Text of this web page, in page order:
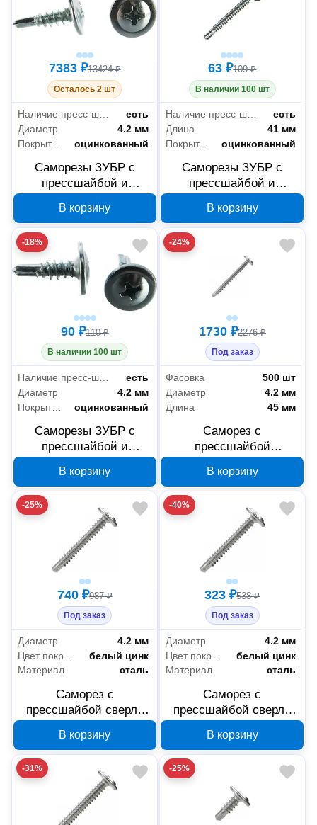
7383 ₽13424 ₽
Осталось 2 шт
Наличие пресс-шайбы
есть
Диаметр
4.2 мм
Покрытие
оцинкованный
Саморезы ЗУБР с
прессшайбой и
металлу 4,2x14 мм,
PH2, 10000 шт, 4-
300210-42-014
В корзину
63 ₽109 ₽
В наличии 100 шт
Наличие пресс-шайбы
есть
Длина
41 мм
Покрытие
оцинкованный
Саморезы ЗУБР с
прессшайбой и
металлу 4,2x41 мм,
PH2, 15 шт, 300216-42-
В корзину
-18%
90 ₽110 ₽
В наличии 100 шт
есть
Диаметр
4.2 мм
Покрытие
оцинкованный
Саморезы ЗУБР с
прессшайбой и
металлу 4,2x14 мм,
PH2, 40 шт, 300216-42-
В корзину
-24%
1730 ₽2276 ₽
Под заказ
Фасовка
500 шт
Диаметр
4.2 мм
Длина
45 мм
Саморез с
прессшайбой
4.2х45 мм 500 шт.
PR17.00360
В корзину
-25%
740 ₽987 ₽
Под заказ
Диаметр
4.2 мм
белый цинк
Материал
сталь
Саморез с
прессшайбой сверло
ГОСТ 4,2x32 200 шт
PR17.00346
В корзину
-40%
323 ₽538 ₽
Под заказ
Диаметр
4.2 мм
Цвет покрытия
белый цинк
Материал
сталь
Саморез с
прессшайбой сверло
ГОСТ 4,2x32 100 шт
PR17.00343
В корзину
-31% -25%